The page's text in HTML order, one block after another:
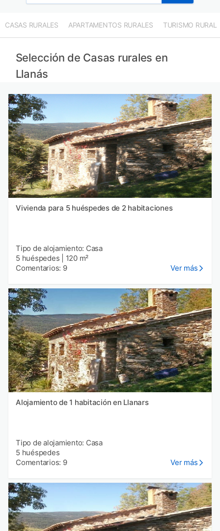
CASAS RURALES APARTAMENTOS RURALES TURISMO RURAL
Selección de Casas rurales en
Llanás
Vivienda para 5 huéspedes de 2 habitaciones
Tipo de alojamiento: Casa
5 huéspedes
120 m²
Comentarios: 9
Ver más
Alojamiento de 1 habitación en Llanars
Tipo de alojamiento: Casa
5 huéspedes
Comentarios: 9
Ver más